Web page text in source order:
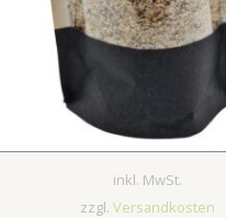
inkl. MwSt.
zzgl. Versandkosten